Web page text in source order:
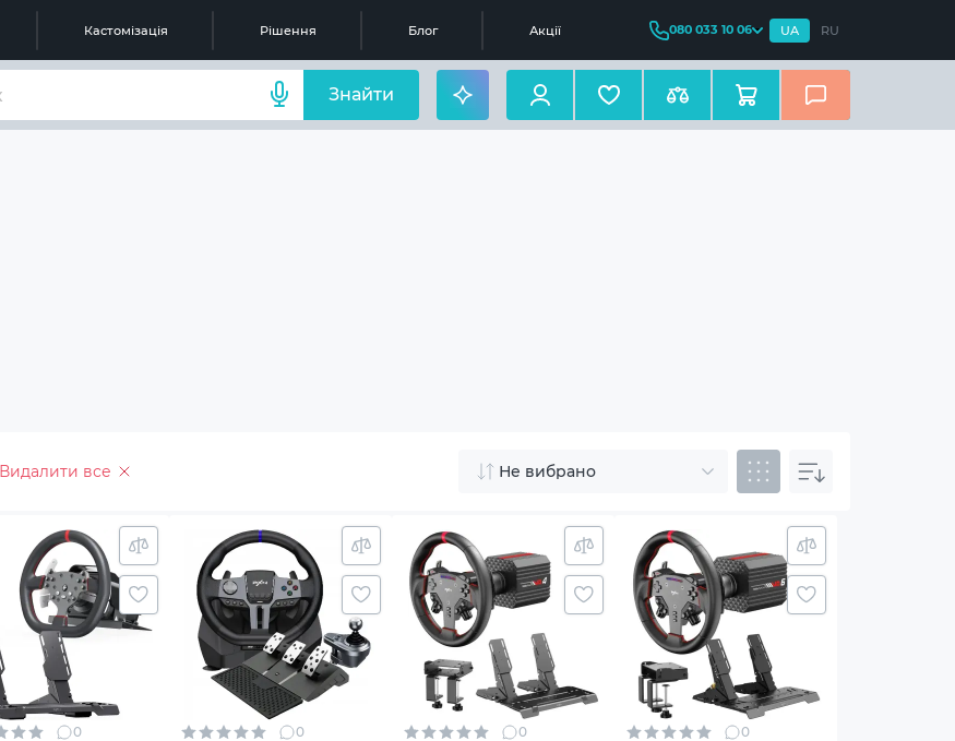
Кастомізація Рішення Блог Акції 080 033 10 06 UA RU
Знайти
Видалити все Не вибрано
0 0 0 0